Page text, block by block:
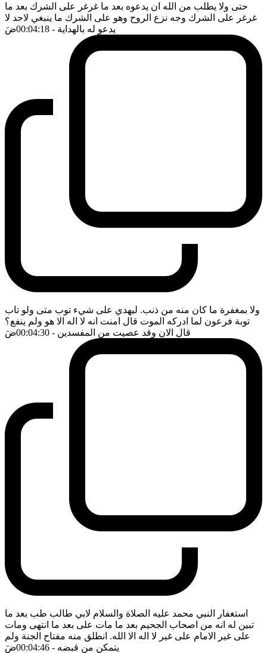
حتى ولا يطلب من الله ان يدعوه بعد ما غرغر على الشرك بعد ما
غرغر على الشرك وجه نزع الروح وهو على الشرك ما ينبغي لاحد لا
يدعو له بالهداية - 00:04:18 ضَ
ولا بمغفرة ما كان منه من ذنب. ليهدي على شيء توب متى ولو تاب
توبة فرعون لما ادركه الموت قال امنت انه لا اله الا هو ولم ينفع؟
قال الان وقد عصيت من المفسدين - 00:04:30 ضَ
استغفار النبي محمد عليه الصلاة والسلام لابي طالب طب بعد ما
تبين له انه من اصحاب الجحيم بعد ما مات على بعد ما انتهى ومات
على غير الامام على غير لا اله الا الله. انطلق منه مفتاح الجنة ولم
يتمكن من قبضه - 00:04:46 ضَ